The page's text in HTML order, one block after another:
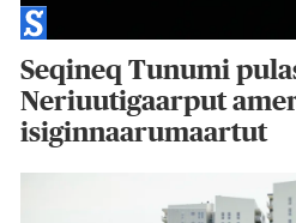
Seqineq Tunumi
Neriuutigaarput
isiginnaarumaartut